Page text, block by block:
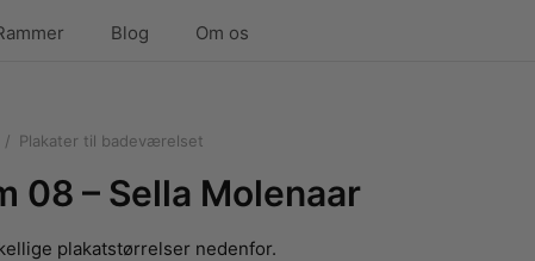
Blog Om os
/ Plakater til badeværelset
08 – Sella Molenaar
plakatstørrelser nedenfor.